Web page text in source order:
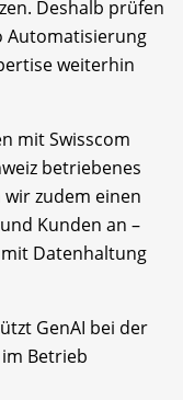
Deshalb prüfen
Automatisierung
weiterhin
mit Swisscom
betriebenes
wir zudem einen
Kunden an –
Datenhaltung
GenAI bei der
Betrieb